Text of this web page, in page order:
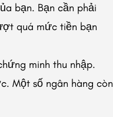
bạn. Bạn cần phải
quá mức tiền bạn
minh thu nhập.
Một số ngân hàng còn